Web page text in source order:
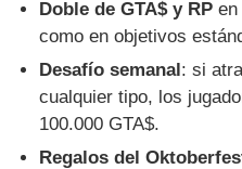
Doble de GTA$ y RP
como en objetivos
Desafío semanal: si
cualquier tipo, los
100.000 GTA$.
Regalos del